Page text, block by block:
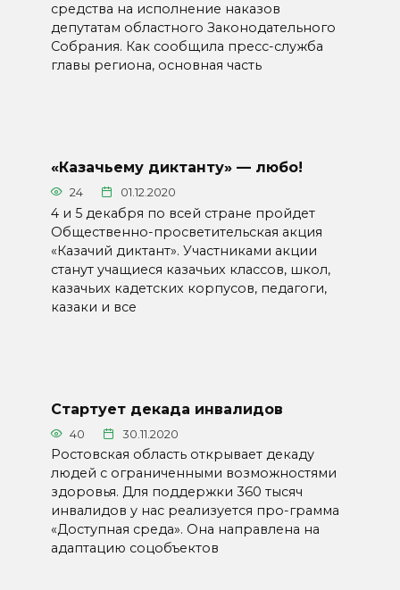
средства на исполнение наказов
депутатам областного Законодательного
Собрания. Как сообщила пресс-служба
главы региона, основная часть
«Казачьему диктанту» — любо!
24 01.12.2020
4 и 5 декабря по всей стране пройдет
Общественно-просветительская акция
«Казачий диктант». Участниками акции
станут учащиеся казачьих классов, школ,
казачьих кадетских корпусов, педагоги,
казаки и все
Стартует декада инвалидов
40 30.11.2020
Ростовская область открывает декаду
людей с ограниченными возможностями
здоровья. Для поддержки 360 тысяч
инвалидов у нас реализуется про-грамма
«Доступная среда». Она направлена на
адаптацию соцобъектов